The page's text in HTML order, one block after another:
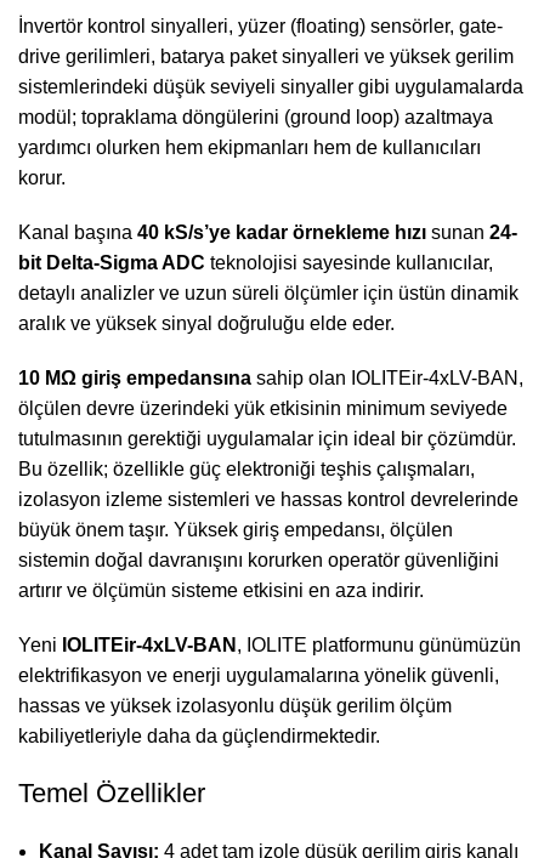
İnvertör kontrol sinyalleri, yüzer (floating) sensörler, gate-
drive gerilimleri, batarya paket sinyalleri ve yüksek gerilim
sistemlerindeki düşük seviyeli sinyaller gibi uygulamalarda
modül; topraklama döngülerini (ground loop) azaltmaya
yardımcı olurken hem ekipmanları hem de kullanıcıları
korur.
Kanal başına 40 kS/s’ye kadar örnekleme hızı sunan 24-
bit Delta-Sigma ADC teknolojisi sayesinde kullanıcılar,
detaylı analizler ve uzun süreli ölçümler için üstün dinamik
aralık ve yüksek sinyal doğruluğu elde eder.
10 MΩ giriş empedansına sahip olan IOLITEir-4xLV-BAN,
ölçülen devre üzerindeki yük etkisinin minimum seviyede
tutulmasının gerektiği uygulamalar için ideal bir çözümdür.
Bu özellik; özellikle güç elektroniği teşhis çalışmaları,
izolasyon izleme sistemleri ve hassas kontrol devrelerinde
büyük önem taşır. Yüksek giriş empedansı, ölçülen
sistemin doğal davranışını korurken operatör güvenliğini
artırır ve ölçümün sisteme etkisini en aza indirir.
Yeni IOLITEir-4xLV-BAN , IOLITE platformunu günümüzün
elektrifikasyon ve enerji uygulamalarına yönelik güvenli,
hassas ve yüksek izolasyonlu düşük gerilim ölçüm
kabiliyetleriyle daha da güçlendirmektedir.
Temel Özellikler
Kanal Sayısı: 4 adet tam izole düşük gerilim giriş kanalı